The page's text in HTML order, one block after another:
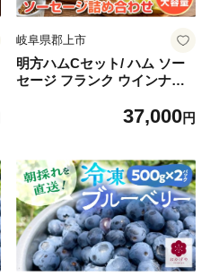
岐阜県郡上市
明方ハムCセット/ ハム ソー
セージ フランク ウインナー
品 セット 詰め合わせ 冷蔵 岐
人気 おすすめ ふるさと 明宝
ハム ソーセージ フランク ウ
インナー 食べ比べ 食品 肉加
工品 加工品 セット 詰め合わ
せ 冷蔵 岐阜県 手土産 お弁当
お中元 BBQ おかず おやつ
ブランド 人気 おすすめ
37,000円